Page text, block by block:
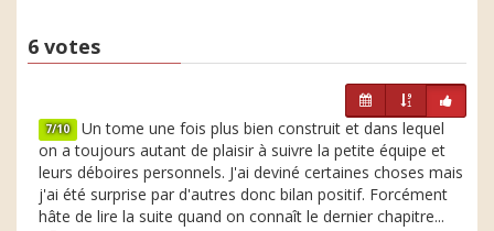
6 votes
7/10 Un tome une fois plus bien construit et dans lequel
on a toujours autant de plaisir à suivre la petite équipe et
leurs déboires personnels. J'ai deviné certaines choses mais
j'ai été surprise par d'autres donc bilan positif. Forcément
hâte de lire la suite quand on connaît le dernier chapitre...